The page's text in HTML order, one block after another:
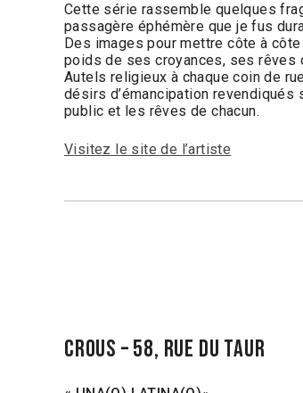
Cette série rassemble quelques
passagère éphémère que je fus
Des images pour mettre côte à
poids de ses croyances, ses rêves
Autels religieux à chaque coin de
désirs d’émancipation
public et les rêves de chacun.
Visitez le site de l’artiste
CROUS – 58, rue du taur